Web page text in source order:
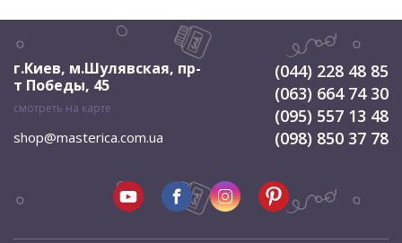
г.Киев, м.Шулявская, пр-
т Победы, 45
смотреть на карте
shop@masterica.com.ua
(044) 228 48 85
(063) 664 74 30
(095) 557 13 48
(098) 850 37 78